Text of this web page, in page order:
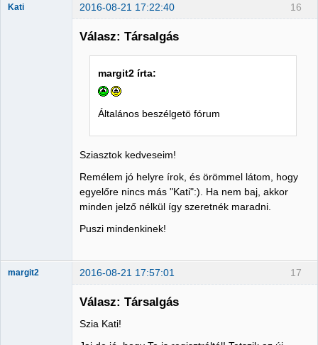
16
Kati 2016-08-21 17:22:40
Válasz: Társalgás
margit2 írta:
Általános beszélgetö fórum
Sziasztok kedveseim!
Remélem jó helyre írok, és örömmel látom, hogy
egyelőre nincs más "Kati":). Ha nem baj, akkor
minden jelző nélkül így szeretnék maradni.
Puszi mindenkinek!
17
margit2 2016-08-21 17:57:01
Válasz: Társalgás
Szia Kati!